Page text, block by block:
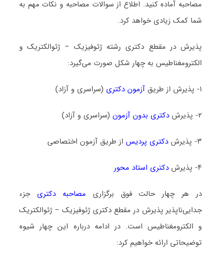
مصاحبه آماده کنید. اطلاع از سوالات مصاحبه و نکات مهم به
شما کمک زیادی خواهد کرد.
پذیرش در مقطع دکتری رشته ژئوفیزیک – ژئوالکتریک و
الکترومغناطیس به چهار شکل صورت می‌گیرد:
۱- پذیرش از طریق آزمون دکتری (سراسری و آزاد)
۲- پذیرش دکتری بدون آزمون(سراسری و آزاد)
۳- پذیرش دکتری پردیساز طریق آزمون اختصاصی
۴- پذیرش دکتری استاد محور
در هر چهار حالت فوق برگزاری مصاحبه دکتری جزء
جدایی‌ناپذیر پذیرش در مقطع دکتری ژئوفیزیک – ژئوالکتریک
و الکترومغناطیس است. در ادامه درباره این چهار شیوه
توضیحاتی ارائه خواهیم کرد: